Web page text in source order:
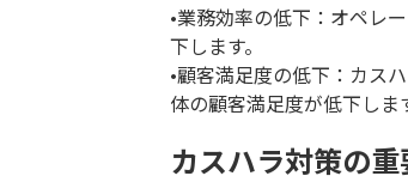
•業務効率の低下：オペレ
下します。
•顧客満足度の低下：カス
体の顧客満足度が低下しま
カスハラ対策の